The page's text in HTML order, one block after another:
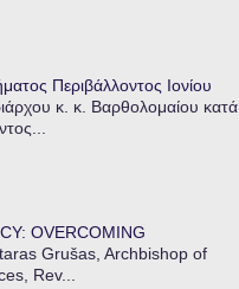
Περιβάλλοντος Ιονίου
κ. κ. Βαρθολομαίου κατά
OVERCOMING
Grušas, Archbishop of
Rev...